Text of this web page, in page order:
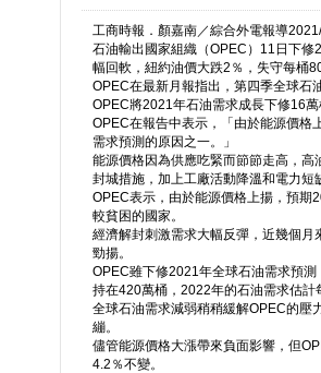
工商時報．顏嘉南／綜合外電報導
石油輸出國家組織（OPEC）11日下
幅回軟，紐約油價大跌2％，失守每桶
OPEC在最新月報指出，第四季全球石
OPEC將2021年石油需求成長下修16
OPEC在報告中表示，「由於能源價格
需求預測的原因之一。」
能源價格因為供應吃緊而節節走高，
封城措施，加上工廠活動降溫和電力短
OPEC表示，由於能源價格上揚，預期
較貧困的國家。
經濟解封刺激需求大幅反彈，近幾個
勁揚。
OPEC雖下修2021年全球石油需求預
持在420萬桶，2022年的石油需求估
全球石油需求減弱稍稍緩解OPEC的壓
繃。
儘管能源價格大漲帶來負面影響，但
4.2％不變。